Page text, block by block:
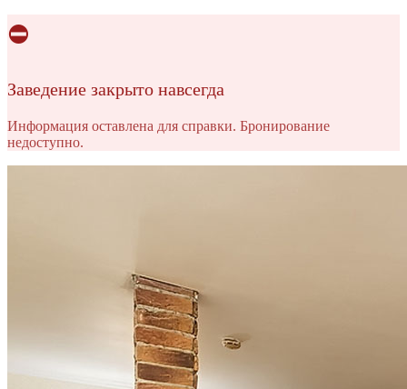
⛔
Заведение закрыто навсегда
Информация оставлена для справки. Бронирование
недоступно.